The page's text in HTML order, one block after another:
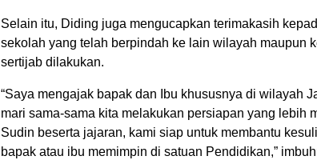
Selain itu, Diding juga mengucapkan terimakasih
sekolah yang telah berpindah ke lain wilayah maupun
sertijab dilakukan.
“Saya mengajak bapak dan Ibu khususnya di wilayah
mari sama-sama kita melakukan persiapan yang lebih
Sudin beserta jajaran, kami siap untuk membantu
bapak atau ibu memimpin di satuan Pendidikan,”